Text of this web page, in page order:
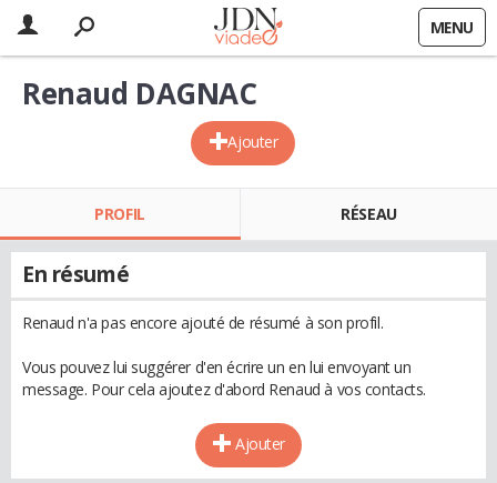
MENU
Ajouter
Renaud DAGNAC
PROFIL RÉSEAU
En résumé
Renaud n'a pas encore ajouté de résumé à son profil.
Vous pouvez lui suggérer d'en écrire un en lui envoyant un
message. Pour cela ajoutez d'abord Renaud à vos contacts.
Ajouter